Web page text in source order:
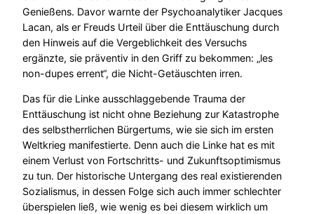
Genießens. Davor warnte der Psychoanalytiker Jacques
Lacan, als er Freuds Urteil über die Enttäuschung durch
den Hinweis auf die Vergeblichkeit des Versuchs
ergänzte, sie präventiv in den Griff zu bekommen: „les
non-dupes errent“, die Nicht-Getäuschten irren.
Das für die Linke ausschlaggebende Trauma der
Enttäuschung ist nicht ohne Beziehung zur Katastrophe
des selbstherrlichen Bürgertums, wie sie sich im ersten
Weltkrieg manifestierte. Denn auch die Linke hat es mit
einem Verlust von Fortschritts- und Zukunftsoptimismus
zu tun. Der historische Untergang des real existierenden
Sozialismus, in dessen Folge sich auch immer schlechter
überspielen ließ, wie wenig es bei diesem wirklich um